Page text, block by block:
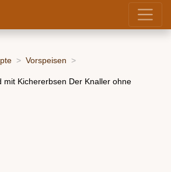
Vorspeisen
mit Kichererbsen Der Knaller ohne